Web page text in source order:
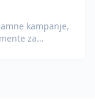
kampanje,
za